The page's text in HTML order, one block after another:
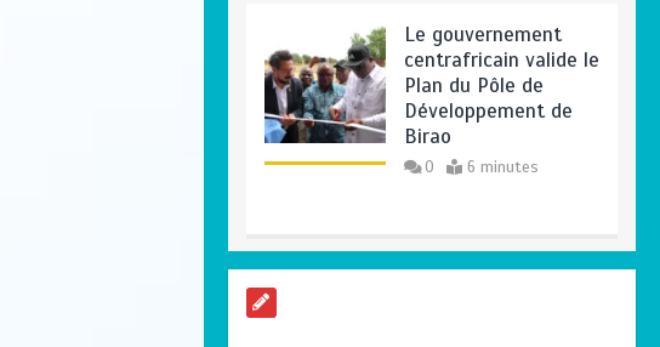
Le gouvernement
centrafricain valide le
Plan du Pôle de
Développement de
Birao
0 6 minutes